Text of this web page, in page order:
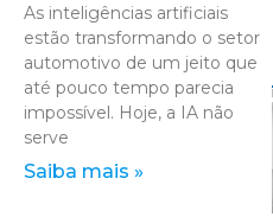
As inteligências artificiais
estão transformando o setor
automotivo de um jeito que
até pouco tempo parecia
impossível. Hoje, a IA não
serve
Saiba mais »